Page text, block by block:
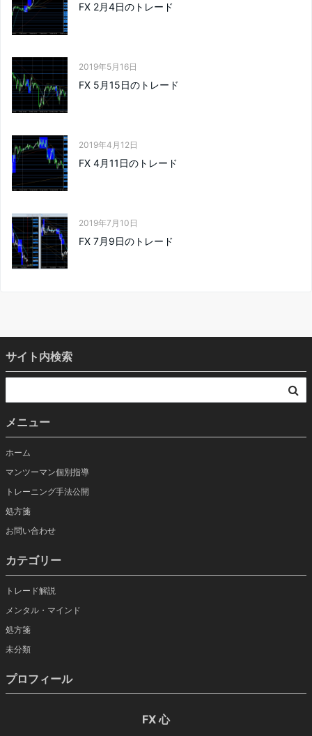
FX 2月4日のトレード
2019年5月16日
FX 5月15日のトレード
2019年4月12日
FX 4月11日のトレード
2019年7月10日
FX 7月9日のトレード
サイト内検索
メニュー
ホーム
マンツーマン個別指導
トレーニング手法公開
処方箋
お問い合わせ
カテゴリー
トレード解説
メンタル・マインド
処方箋
未分類
プロフィール
FX 心